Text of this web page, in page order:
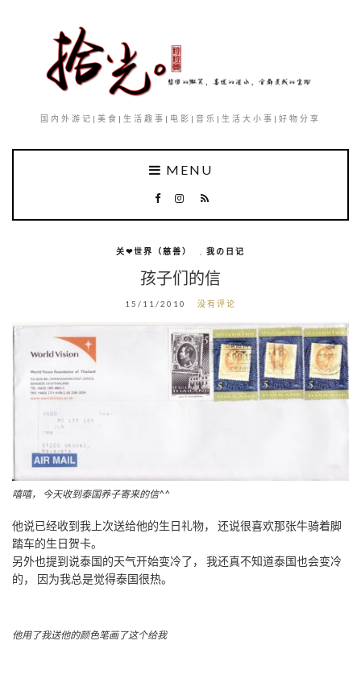
国内外游记|美食|生活趣事|电影|音乐|生活大小事|好物分享
MENU
关❤世界（慈善） 我の日记
孩子们的信
15/11/2010 没有评论
嘻嘻， 今天收到泰国养子寄来的信^^
他说已经收到我上次送给他的生日礼物， 还说很喜欢那张牛骑着脚
踏车的生日贺卡。
另外也提到说泰国的天气开始变冷了， 我还真不知道泰国也会变冷
的， 因为我总是觉得泰国很热。
他用了我送他的颜色笔画了这个给我